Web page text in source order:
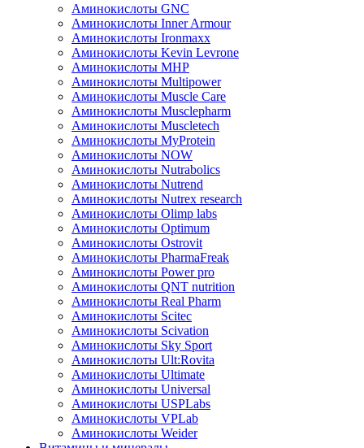
Аминокислоты GNC
Аминокислоты Inner Armour
Аминокислоты Ironmaxx
Аминокислоты Kevin Levrone
Аминокислоты MHP
Аминокислоты Multipower
Аминокислоты Muscle Care
Аминокислоты Musclepharm
Аминокислоты Muscletech
Аминокислоты MyProtein
Аминокислоты NOW
Аминокислоты Nutrabolics
Аминокислоты Nutrend
Аминокислоты Nutrex research
Аминокислоты Olimp labs
Аминокислоты Optimum
Аминокислоты Ostrovit
Аминокислоты PharmaFreak
Аминокислоты Power pro
Аминокислоты QNT nutrition
Аминокислоты Real Pharm
Аминокислоты Scitec
Аминокислоты Scivation
Аминокислоты Sky Sport
Аминокислоты Ult:Rovita
Аминокислоты Ultimate
Аминокислоты Universal
Аминокислоты USPLabs
Аминокислоты VPLab
Аминокислоты Weider